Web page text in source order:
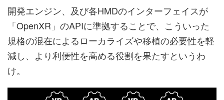
開発エンジン、及び各HMDのインターフェイスが
「OpenXR」のAPIに準拠することで、こういった
規格の混在によるローカライズや移植の必要性を軽
減し、より利便性を高める役割を果たすというわ
け。